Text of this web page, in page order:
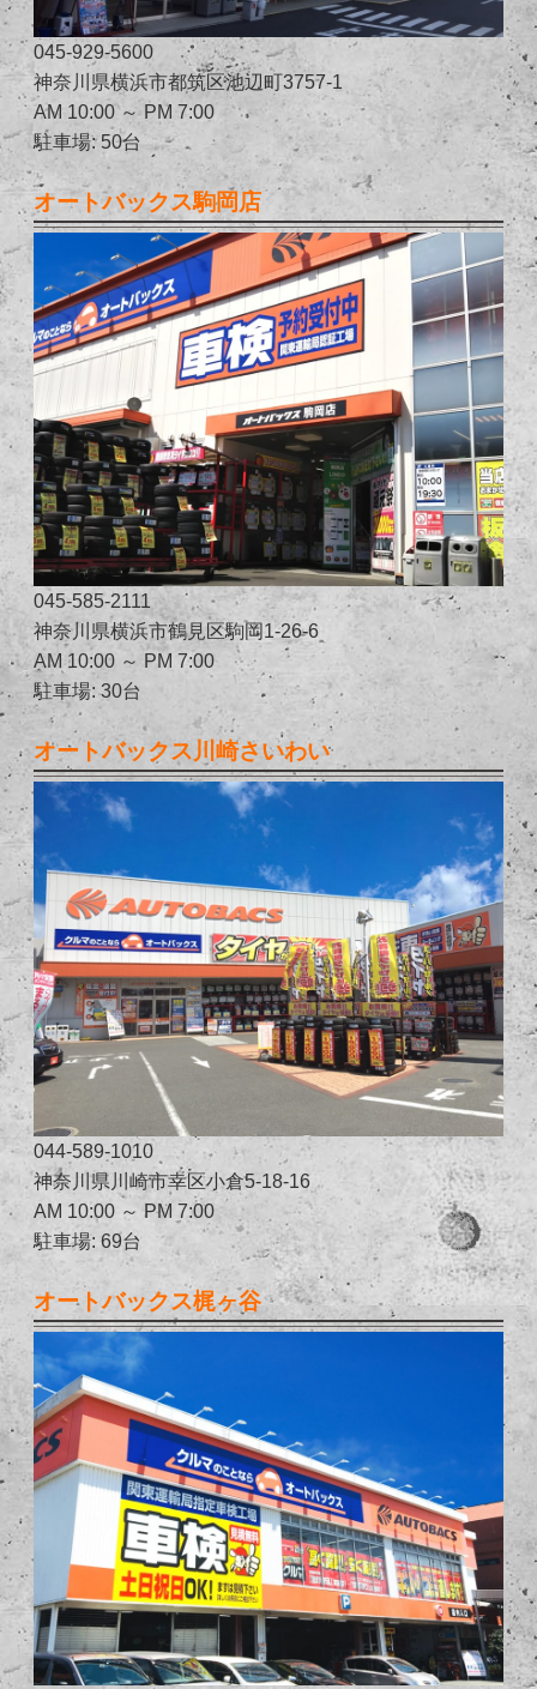
045-929-5600
神奈川県横浜市都筑区池辺町3757-1
AM 10:00 ～ PM 7:00
駐車場: 50台
オートバックス駒岡店
045-585-2111
神奈川県横浜市鶴見区駒岡1-26-6
AM 10:00 ～ PM 7:00
駐車場: 30台
オートバックス川崎さいわい
044-589-1010
神奈川県川崎市幸区小倉5-18-16
AM 10:00 ～ PM 7:00
駐車場: 69台
オートバックス梶ヶ谷